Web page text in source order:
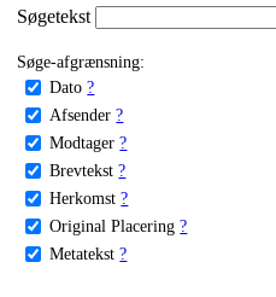
Søgetekst
Søge-afgrænsning:
Dato ?
Afsender ?
Modtager ?
Brevtekst ?
Herkomst ?
Original Placering ?
Metatekst ?